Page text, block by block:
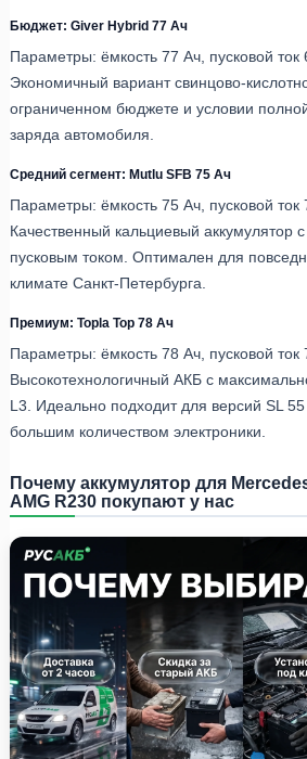
Бюджет: Giver Hybrid 77 Ач
Параметры: ёмкость 77 Ач, пусковой ток
Экономичный вариант свинцово-
ограниченном бюджете и условии
заряда автомобиля.
Средний сегмент: Mutlu SFB 75 Ач
Параметры: ёмкость 75 Ач, пусковой ток
Качественный кальциевый аккумулятор
пусковым током. Оптимален для
климате Санкт-Петербурга.
Премиум: Topla Top 78 Ач
Параметры: ёмкость 78 Ач, пусковой ток
Высокотехнологичный АКБ с
L3. Идеально подходит для версий SL
большим количеством электроники.
Почему аккумулятор для
AMG R230 покупают у нас